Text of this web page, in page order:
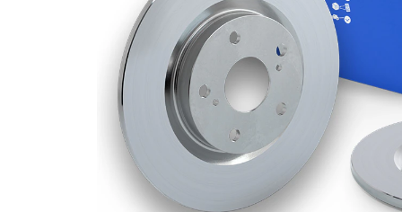
Deliklerin
sayısı
1
Dış çap
278 mm
Delik sayısı
5
Merkezleme
68 mm
Delik
çemberi-Ø
114,3 mm
Üst yüzey
Kaplamalı